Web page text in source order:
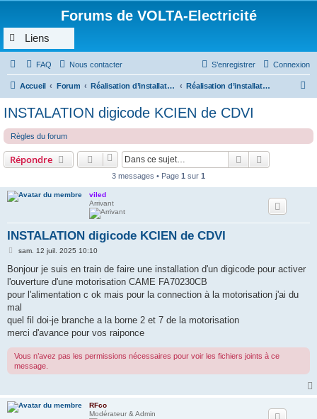
Forums de VOLTA-Electricité
Liens
FAQ Nous contacter Connexion
S’enregistrer
Accueil Forum Réalisation d’installations ou extensions, aide par professionnels et initiés Réalisation d’installation bâtiment et tertiaire
c
e
INSTALATION digicode KCIEN de CDVI
Règles du forum
Répondre Rechercher
3 messages • Page 1 sur 1
viled
Arrivant
INSTALATION digicode KCIEN de CDVI
M
s
a
g
sam. 12 juil. 2025 10:10
Bonjour je suis en train de faire une installation d'un digicode pour activer
l'ouverture d'une motorisation CAME FA70230CB
pour l'alimentation c ok mais pour la connection à la motorisation j'ai du
mal
quel fil doi-je branche a la borne 2 et 7 de la motorisation
merci d'avance pour vos raiponce
Vous n’avez pas les permissions nécessaires pour voir les fichiers joints à ce
message.
RFco
Modérateur & Admin